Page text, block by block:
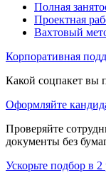
Полная
Проектная
Вахтовый
Корпоративная
Какой соцпакет вы
Оформляйте
Проверяйте
документы без
Ускорьте подбор в 2